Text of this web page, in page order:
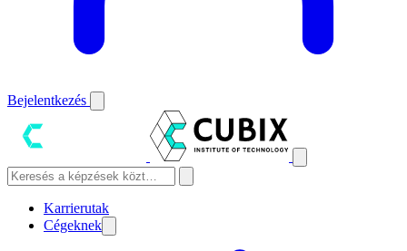
Bejelentkezés
Karrierutak
Cégeknek